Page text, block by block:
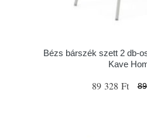
Bézs bárszék szett 2 db-
Kave
89 328 Ft